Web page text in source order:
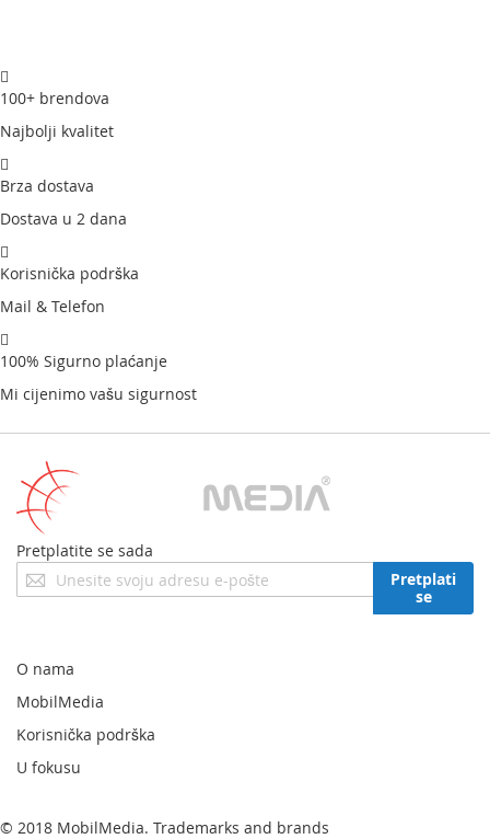
100+ brendova
Najbolji kvalitet
Brza dostava
Dostava u 2 dana
Korisnička podrška
Mail & Telefon
100% Sigurno plaćanje
Mi cijenimo vašu sigurnost
Pretplatite se sada
Prijavite
se
newsletter:
Pretplati
se
O nama
MobilMedia
Korisnička podrška
U fokusu
© 2018 MobilMedia. Trademarks and brands